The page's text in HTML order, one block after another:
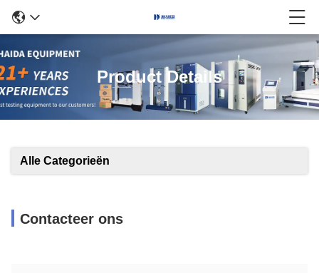
Product Details
Alle Categorieën
Contacteer ons